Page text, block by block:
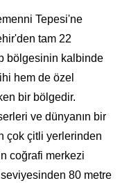
Tepesi'ne
tam 22
bölgesinin kalbinde
hem de özel
bir bölgedir.
ve dünyanın bir
çok çitli yerlerinden
coğrafi merkezi
80 metre